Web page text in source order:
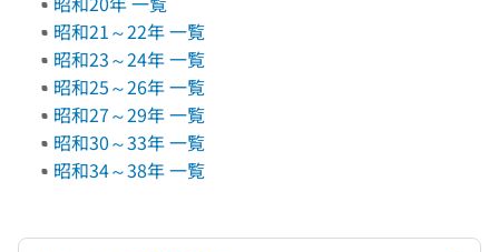
昭和21～22年 一覧
昭和23～24年 一覧
昭和25～26年 一覧
昭和27～29年 一覧
昭和30～33年 一覧
昭和34～38年 一覧